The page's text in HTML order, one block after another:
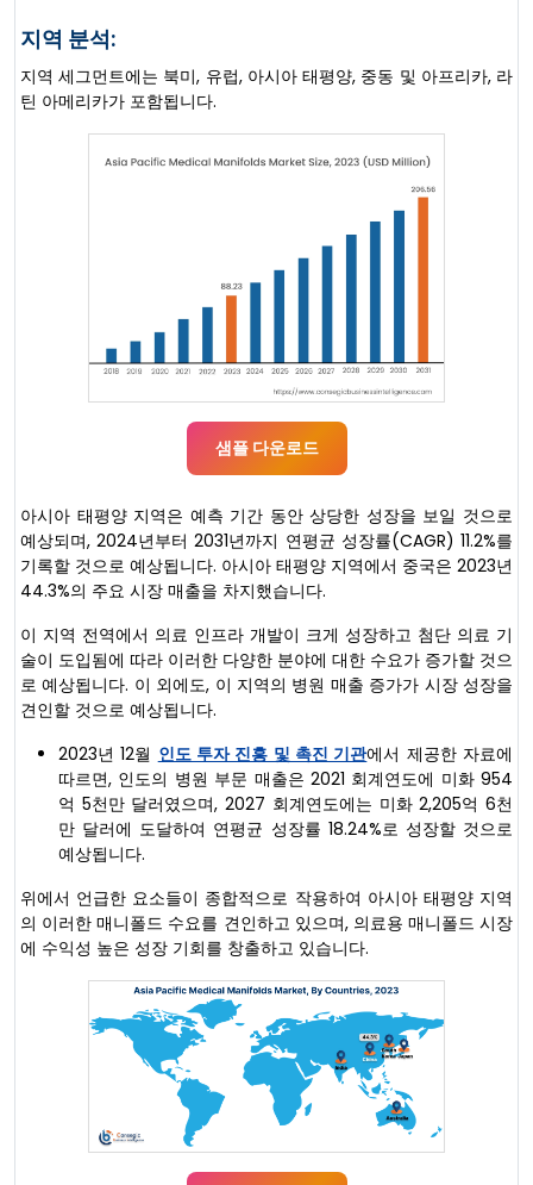
지역 분석:
지역 세그먼트에는 북미, 유럽, 아시아 태평양, 중동 및 아프리카, 라
틴 아메리카가 포함됩니다.
샘플 다운로드
아시아 태평양 지역은 예측 기간 동안 상당한 성장을 보일 것으로
예상되며, 2024년부터 2031년까지 연평균 성장률(CAGR) 11.2%를
기록할 것으로 예상됩니다. 아시아 태평양 지역에서 중국은 2023년
44.3%의 주요 시장 매출을 차지했습니다.
이 지역 전역에서 의료 인프라 개발이 크게 성장하고 첨단 의료 기
술이 도입됨에 따라 이러한 다양한 분야에 대한 수요가 증가할 것으
로 예상됩니다. 이 외에도, 이 지역의 병원 매출 증가가 시장 성장을
견인할 것으로 예상됩니다.
2023년 12월 인도 투자 진흥 및 촉진 기관에서 제공한 자료에
따르면, 인도의 병원 부문 매출은 2021 회계연도에 미화 954
억 5천만 달러였으며, 2027 회계연도에는 미화 2,205억 6천
만 달러에 도달하여 연평균 성장률 18.24%로 성장할 것으로
예상됩니다.
위에서 언급한 요소들이 종합적으로 작용하여 아시아 태평양 지역
의 이러한 매니폴드 수요를 견인하고 있으며, 의료용 매니폴드 시장
에 수익성 높은 성장 기회를 창출하고 있습니다.